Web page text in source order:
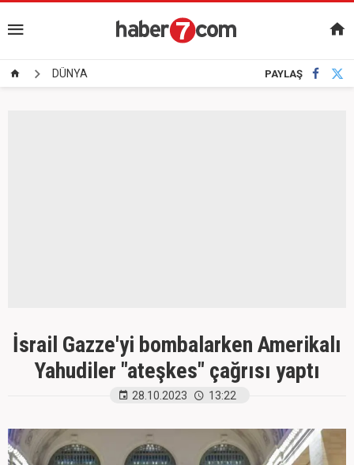
DÜNYA PAYLAŞ
İsrail Gazze'yi bombalarken Amerikalı
Yahudiler "ateşkes" çağrısı yaptı
28.10.2023 13:22